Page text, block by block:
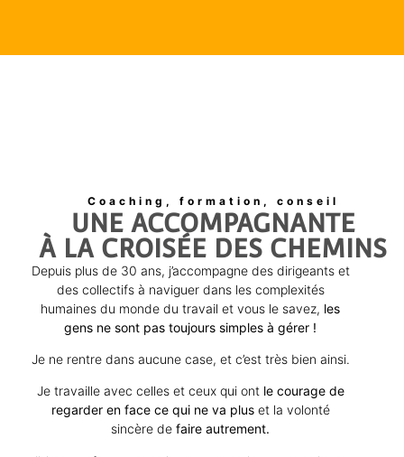
Coaching, formation, conseil
UNE ACCOMPAGNANTE
À LA CROISÉE DES CHEMINS
Depuis plus de 30 ans, j’accompagne des dirigeants et
des collectifs à naviguer dans les complexités
humaines du monde du travail et vous le savez, les
gens ne sont pas toujours simples à gérer !
Je ne rentre dans aucune case, et c’est très bien ainsi.
Je travaille avec celles et ceux qui ont le courage de
regarder en face ce qui ne va plus et la volonté
sincère defaire autrement.